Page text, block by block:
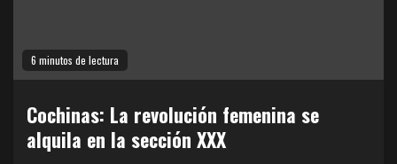
6 minutos de lectura
Cochinas: La revolución femenina se
alquila en la sección XXX